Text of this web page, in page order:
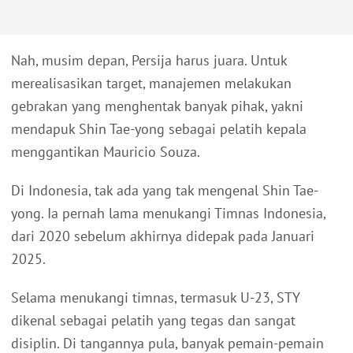
Nah, musim depan, Persija harus juara. Untuk
merealisasikan target, manajemen melakukan
gebrakan yang menghentak banyak pihak, yakni
mendapuk Shin Tae-yong sebagai pelatih kepala
menggantikan Mauricio Souza.
Di Indonesia, tak ada yang tak mengenal Shin Tae-
yong. Ia pernah lama menukangi Timnas Indonesia,
dari 2020 sebelum akhirnya didepak pada Januari
2025.
Selama menukangi timnas, termasuk U-23, STY
dikenal sebagai pelatih yang tegas dan sangat
disiplin. Di tangannya pula, banyak pemain-pemain